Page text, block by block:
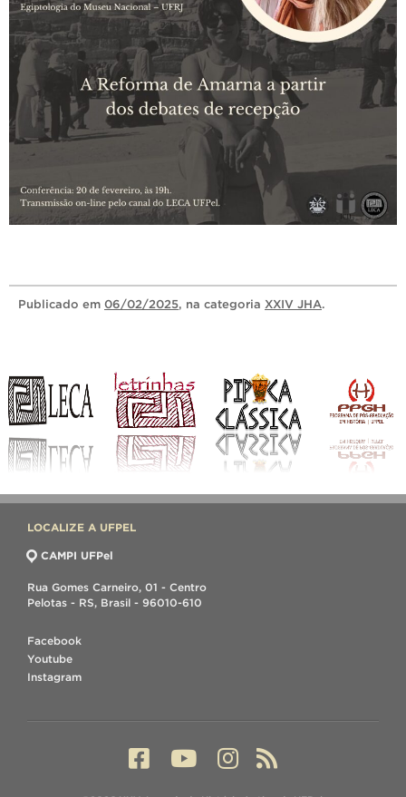
Publicado em 06/02/2025, na categoria XXIV JHA.
LOCALIZE A UFPEL
CAMPI UFPel
Rua Gomes Carneiro, 01 - Centro
Pelotas - RS, Brasil - 96010-610
Facebook
Youtube
Instagram